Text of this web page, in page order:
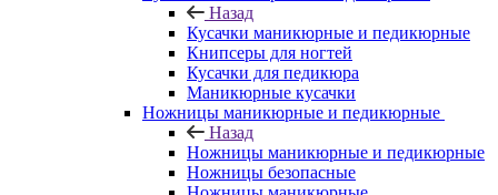
Назад
Кусачки маникюрные и педикюрные
Книпсеры для ногтей
Кусачки для педикюра
Маникюрные кусачки
Ножницы маникюрные и педикюрные
Назад
Ножницы маникюрные и педикюрные
Ножницы безопасные